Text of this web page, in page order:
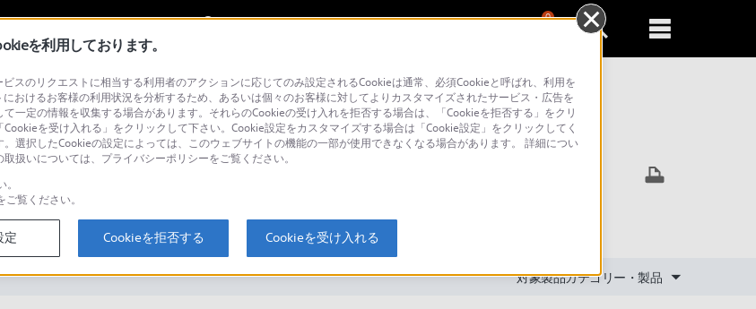
0
検索
で困ったら
対象製品カテゴリー・製品
を利用しております。
スのリクエストに相当する利用者のアクションに応じてのみ設定されるCookieは通常、必須Cookieと呼ばれ、利用を
おけるお客様の利用状況を分析するため、あるいは個々のお客様に対してよりカスタマイズされたサービス・広告を
一定の情報を収集する場合があります。それらのCookieの受け入れを拒否する場合は、「Cookieを拒否する」をクリ
を受け入れる」をクリックして下さい。Cookie設定をカスタマイズする場合は「Cookie設定」をクリックしてく
選択したCookieの設定によっては、このウェブサイトの機能の一部が使用できなくなる場合があります。 詳細につい
扱いについては、プライバシーポリシーをご覧ください。
ご覧ください。
定 Cookieを拒否する Cookieを受け入れる